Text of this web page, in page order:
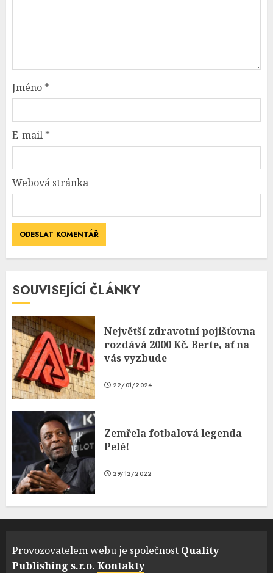
Jméno *
E-mail *
Webová stránka
SOUVISEJÍCÍ ČLÁNKY
Největší zdravotní pojišťovna
rozdává 2000 Kč. Berte, ať na
vás vyzbude
22/01/2024
Zemřela fotbalová legenda
Pelé!
29/12/2022
Provozovatelem webu je společnost Quality
Publishing s.r.o. Kontakty